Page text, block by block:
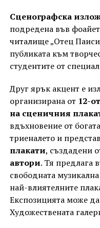
Сценографска
подредена във
читалище „Отец
публиката към
студентите от
Друг ярък акцент е
организирана от 12-
на сценичния
вдъхновение от
триеналето и
плакати, създадени
автори. Тя предлага
свободната
най-влиятелните
Експозицията може
Художествената